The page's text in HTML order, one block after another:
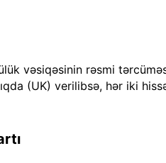
vəsiqəsinin rəsmi
(UK) verilibsə, hər iki